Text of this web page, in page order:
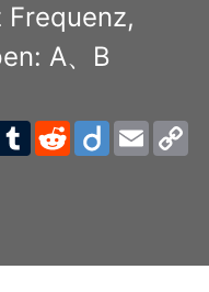
A、B
TumblrRedditDiigo Email